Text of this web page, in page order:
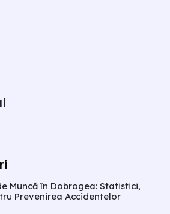
Muncă în Dobrogea: Statistici,
Prevenirea Accidentelor